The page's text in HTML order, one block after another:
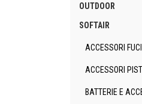
OUTDOOR
SOFTAIR
ACCESSORI
ACCESSORI
BATTERIE E